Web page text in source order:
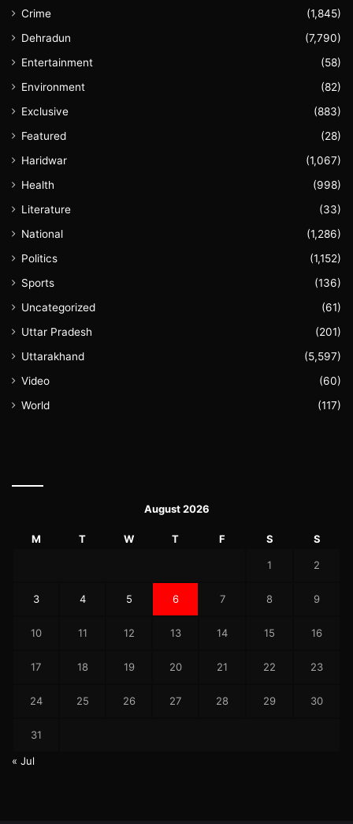
Crime
(1,845)
Dehradun
(7,790)
Entertainment
(58)
Environment
(82)
Exclusive
(883)
Featured
(28)
Haridwar
(1,067)
Health
(998)
Literature
(33)
National
(1,286)
Politics
(1,152)
Sports
(136)
Uncategorized
(61)
Uttar Pradesh
(201)
Uttarakhand
(5,597)
Video
(60)
World
(117)
August 2026
M T W T F S S
1 2
3 4 5 6 7 8 9
10 11 12 13 14 15 16
17 18 19 20 21 22 23
24 25 26 27 28 29 30
31
« Jul